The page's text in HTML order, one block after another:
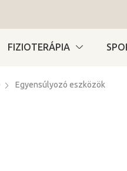
FIZIOTERÁPIA
Egyensúlyozó eszközök